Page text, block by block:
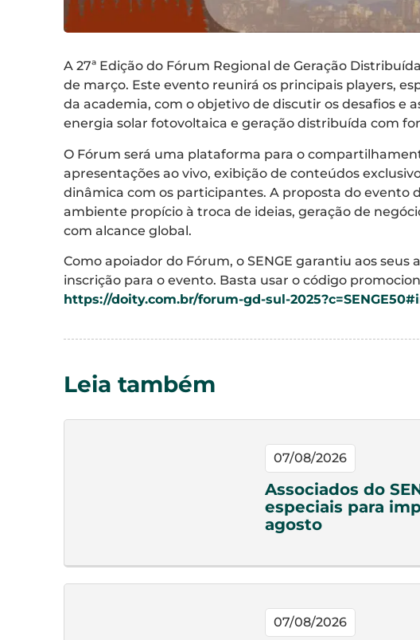
A 27ª Edição do Fórum Regional de Geração
de março. Este evento reunirá os principais players,
da academia, com o objetivo de discutir os desafios e
energia solar fotovoltaica e geração distribuída com
O Fórum será uma plataforma para o
apresentações ao vivo, exibição de conteúdos
dinâmica com os participantes. A proposta do evento
ambiente propício à troca de ideias, geração de
com alcance global.
Como apoiador do Fórum, o SENGE garantiu aos seus
inscrição para o evento. Basta usar o código
https://doity.com.br/forum-gd-sul-
Leia também
07/08/2026
Associados do
especiais para
agosto
07/08/2026